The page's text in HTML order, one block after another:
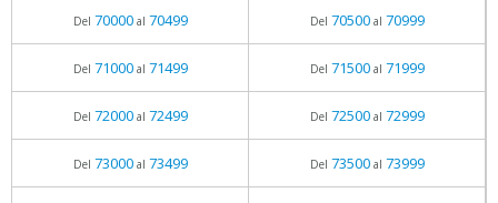
Del 70000al 70499 Del 70500al 70999
Del 71000al 71499 Del 71500al 71999
Del 72000al 72499 Del 72500al 72999
Del 73000al 73499 Del 73500al 73999